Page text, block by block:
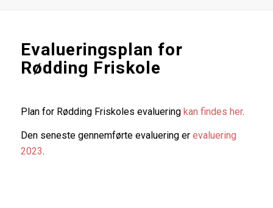
Evalueringsplan for
Rødding Friskole
Plan for Rødding Friskoles evaluering kan findes her.
Den seneste gennemførte evaluering er evaluering
2023.